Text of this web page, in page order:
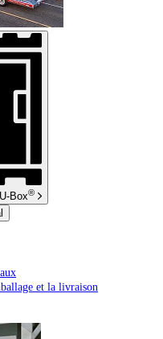
U-Box®
et la livraison